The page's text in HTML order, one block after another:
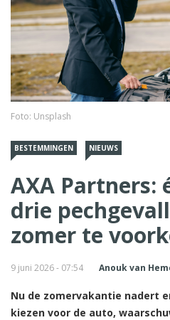
Foto: Unsplash
BESTEMMINGEN NIEUWS
AXA Partners:
drie
zomer te
9 juni 2026 - 07:54 Anouk van
Nu de zomervakantie nadert
kiezen voor de auto,